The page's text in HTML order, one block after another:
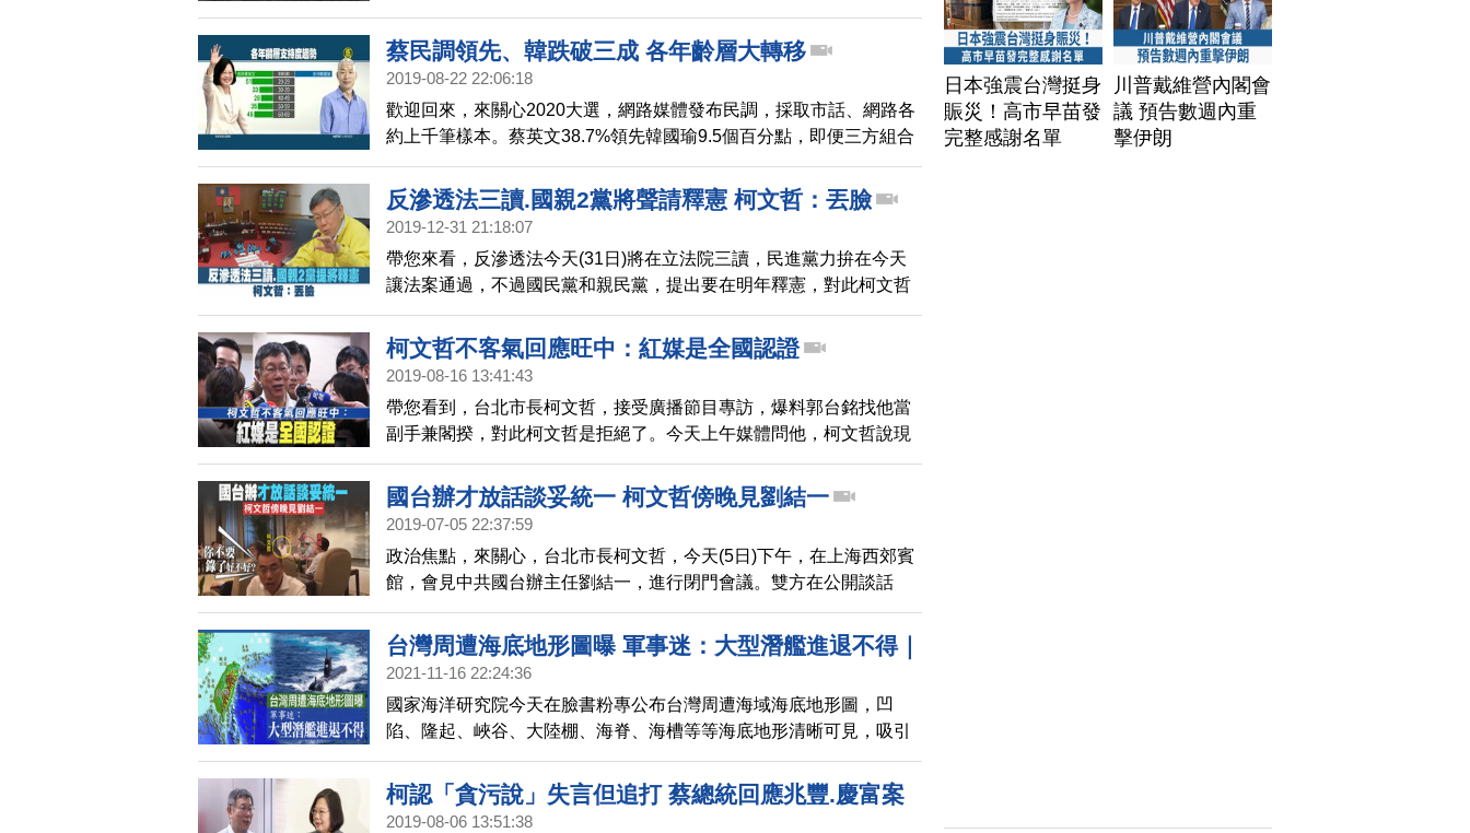
無法諒解他跟旺中的蔡衍明吃了十幾次飯。他在直播中甚至指出，柯
文哲跟中共站得近是事實，無法幫他講話。
蔡民調領先、韓跌破三成 各年齡層大轉移
2019-08-22 22:06:18
歡迎回來，來關心2020大選，網路媒體發布民調，採取市話、網路各
約上千筆樣本。蔡英文38.7%領先韓國瑜9.5個百分點，即便三方組合
對戰，蔡至少領先5.8百分點。在多個年齡層出現選民大轉移，韓粉快
速流失。大約3成7選民支持國民黨「換韓」。此外，國民黨支持度
25%領先民進黨5個百分點，藍營憂心分裂、綠營擔心國會席次流失。
反滲透法三讀.國親2黨將聲請釋憲 柯文哲：丟臉
2019-12-31 21:18:07
帶您來看，反滲透法今天(31日)將在立法院三讀，民進黨力拚在今天
讓法案通過，不過國民黨和親民黨，提出要在明年釋憲，對此柯文哲
受訪時有所回應。
柯文哲不客氣回應旺中：紅媒是全國認證
2019-08-16 13:41:43
帶您看到，台北市長柯文哲，接受廣播節目專訪，爆料郭台銘找他當
副手兼閣揆，對此柯文哲是拒絕了。今天上午媒體問他，柯文哲說現
階段台北市比較重要。另外，他再度被旺中集團的記者追問，蔡衍明
到底要他說什麼，對此柯文哲是不客氣回應。
國台辦才放話談妥統一 柯文哲傍晚見劉結一
2019-07-05 22:37:59
政治焦點，來關心，台北市長柯文哲，今天(5日)下午，在上海西郊賓
館，會見中共國台辦主任劉結一，進行閉門會議。雙方在公開談話
中，都沒有談到「九二共識」，但劉結一引用習近平談話暗示兩岸關
係發展。而尷尬的是，北市府幕僚在臉書開直播，遭到中共官員制
止，當場中斷直播。
台灣周遭海底地形圖曝 軍事迷：大型潛艦進退不得｜
台灣速速看
2021-11-16 22:24:36
國家海洋研究院今天在臉書粉專公布台灣周遭海域海底地形圖，凹
陷、隆起、峽谷、大陸棚、海脊、海槽等等海底地形清晰可見，吸引
軍事迷網友留言：「由此圖可見大型潛艦進退不得。」
柯認「貪污說」失言但追打 蔡總統回應兆豐.慶富案
2019-08-06 13:51:38
日本強震台灣挺身
賑災！高市早苗發
完整感謝名單
川普戴維營內閣會
議 預告數週內重
擊伊朗